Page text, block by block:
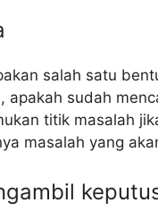
salah satu
apakah sudah
titik masalah
masalah yang